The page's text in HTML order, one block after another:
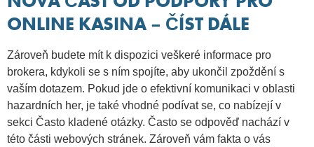
ONLINE KASINA – ČÍST DÁLE
Zároveň budete mít k dispozici veškeré informace pro
brokera, kdykoli se s ním spojíte, aby ukončil zpoždění s
vaším dotazem. Pokud jde o efektivní komunikaci v oblasti
hazardních her, je také vhodné podívat se, co nabízejí v
sekci Často kladené otázky. Často se odpověď nachází v
této části webových stránek. Zároveň vám fakta o vás